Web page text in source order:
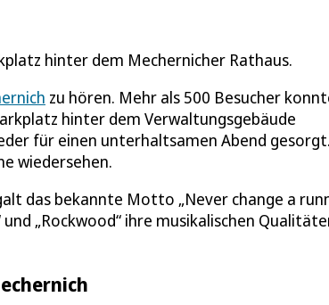
hinter dem Mechernicher Rathaus.
zu hören. Mehr als 500 Besucher
hinter dem Verwaltungsgebäude
für einen unterhaltsamen Abend gesorgt.
wiedersehen.
das bekannte Motto „Never change a
„Rockwood“ ihre musikalischen